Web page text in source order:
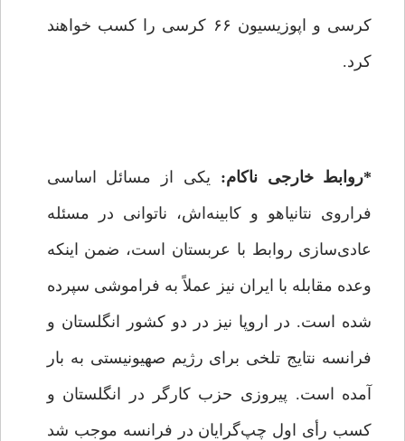
کرسی و اپوزیسیون ۶۶ کرسی را کسب خواهند
کرد.
*روابط خارجی ناکام: یکی از مسائل اساسی
فراروی نتانیاهو و کابینه‌اش، ناتوانی در مسئله
عادی‌سازی روابط با عربستان است، ضمن اینکه
وعده مقابله با ایران نیز عملاً به فراموشی سپرده
شده است. در اروپا نیز در دو کشور انگلستان و
فرانسه نتایج تلخی برای رژیم صهیونیستی به بار
آمده است. پیروزی حزب کارگر در انگلستان و
کسب رأی اول چپ‌گرایان در فرانسه موجب شد